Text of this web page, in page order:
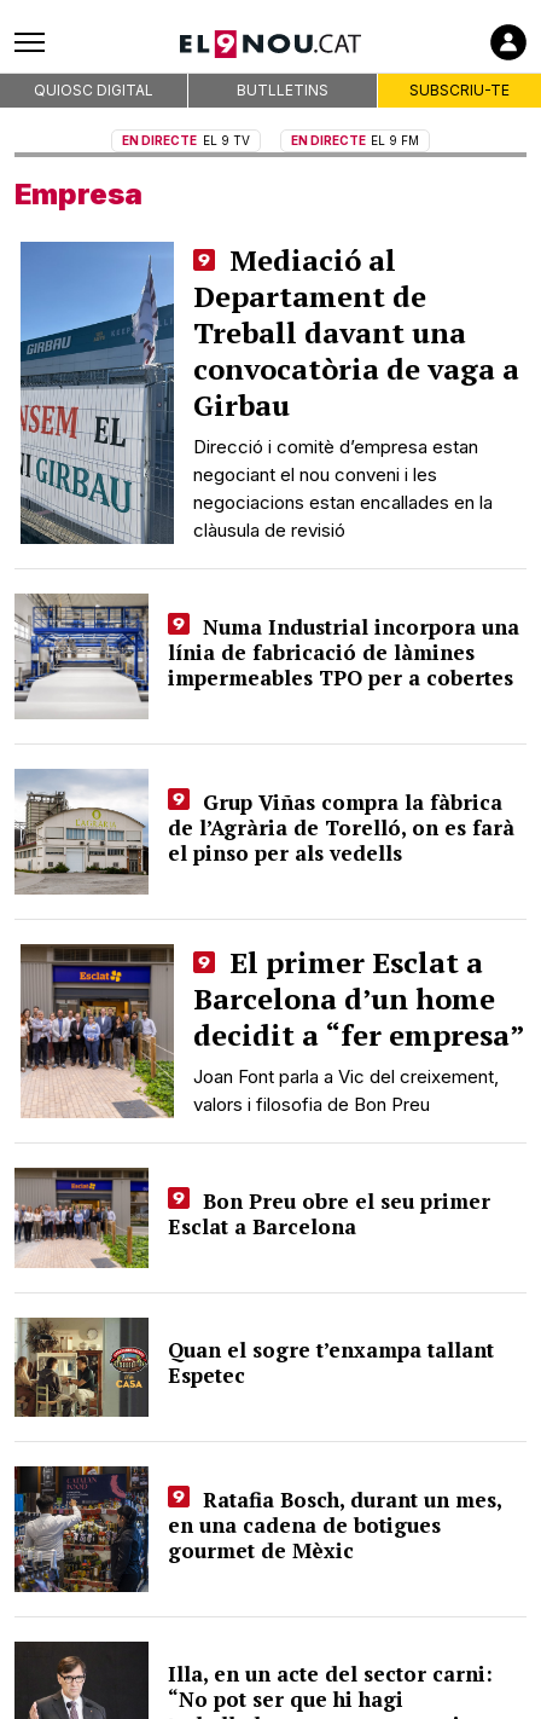
QUIOSC DIGITAL BUTLLETINS SUBSCRIU-TE
EN DIRECTE EL 9 TV EN DIRECTE EL 9 FM
Empresa
Mediació al
Departament de
Treball davant una
convocatòria de vaga a
Girbau
Direcció i comitè d’empresa estan
negociant el nou conveni i les
negociacions estan encallades en la
clàusula de revisió
Numa Industrial incorpora una
línia de fabricació de làmines
impermeables TPO per a cobertes
Grup Viñas compra la fàbrica
de l’Agrària de Torelló, on es farà
el pinso per als vedells
El primer Esclat a
Barcelona d’un home
decidit a “fer empresa”
Joan Font parla a Vic del creixement,
valors i filosofia de Bon Preu
Bon Preu obre el seu primer
Esclat a Barcelona
Quan el sogre t’enxampa tallant
Espetec
Ratafia Bosch, durant un mes,
en una cadena de botigues
gourmet de Mèxic
Illa, en un acte del sector carni:
“No pot ser que hi hagi